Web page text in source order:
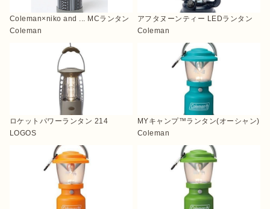
Coleman×niko and ... MCランタン
Coleman
アフタヌーンティー LEDランタン
Coleman
ロケットパワーランタン 214
LOGOS
MYキャンプ™ランタン(オーシャン)
Coleman